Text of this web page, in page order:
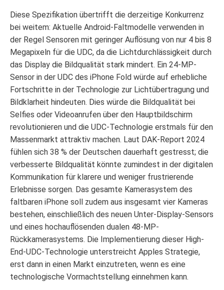
Diese Spezifikation übertrifft die derzeitige Konkurrenz
bei weitem: Aktuelle Android-Faltmodelle verwenden in
der Regel Sensoren mit geringer Auflösung von nur 4 bis 8
Megapixeln für die UDC, da die Lichtdurchlässigkeit durch
das Display die Bildqualität stark mindert. Ein 24-MP-
Sensor in der UDC des iPhone Fold würde auf erhebliche
Fortschritte in der Technologie zur Lichtübertragung und
Bildklarheit hindeuten. Dies würde die Bildqualität bei
Selfies oder Videoanrufen über den Hauptbildschirm
revolutionieren und die UDC-Technologie erstmals für den
Massenmarkt attraktiv machen. Laut DAK-Report 2024
fühlen sich 38 % der Deutschen dauerhaft gestresst; die
verbesserte Bildqualität könnte zumindest in der digitalen
Kommunikation für klarere und weniger frustrierende
Erlebnisse sorgen. Das gesamte Kamerasystem des
faltbaren iPhone soll zudem aus insgesamt vier Kameras
bestehen, einschließlich des neuen Unter-Display-Sensors
und eines hochauflösenden dualen 48-MP-
Rückkamerasystems. Die Implementierung dieser High-
End-UDC-Technologie unterstreicht Apples Strategie,
erst dann in einen Markt einzutreten, wenn es eine
technologische Vormachtstellung einnehmen kann.